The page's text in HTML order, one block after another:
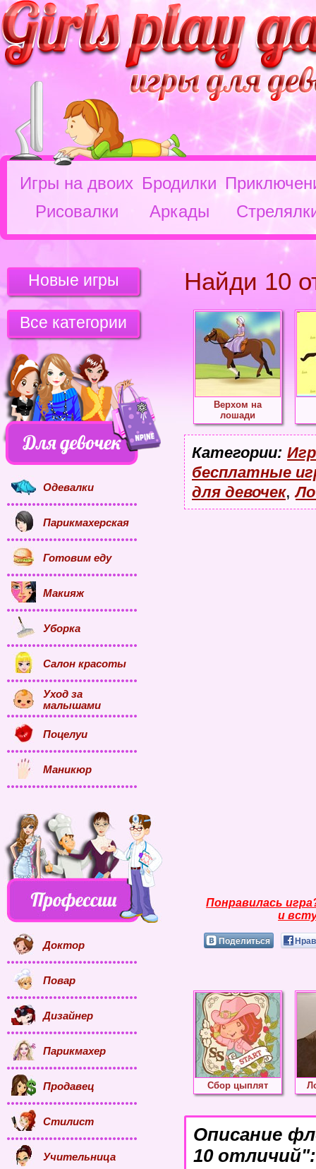
Игры на двоих Бродилки
Рисовалки
Аркады
Найди 10
Верхом на
лошади
Категории:
бесплатные
для девочек,
Понравилась
и
Поделиться
Сбор цыплят
Описание
10 отличий":
Новые игры
Все категории
Одевалки
Парикмахерская
Готовим еду
Макияж
Уборка
Салон красоты
Уход за
малышами
Поцелуи
Маникюр
Доктор
Повар
Дизайнер
Парикмахер
Продавец
Стилист
Учительница